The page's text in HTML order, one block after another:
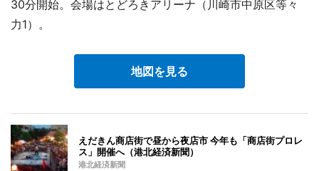
30分開始。会場はとどろきアリーナ（川崎市中原区等々
力1）。
地図を見る
えだきん商店街で昼から夜店市 今年も「商店街プロレ
ス」開催へ（港北経済新聞）
港北経済新聞